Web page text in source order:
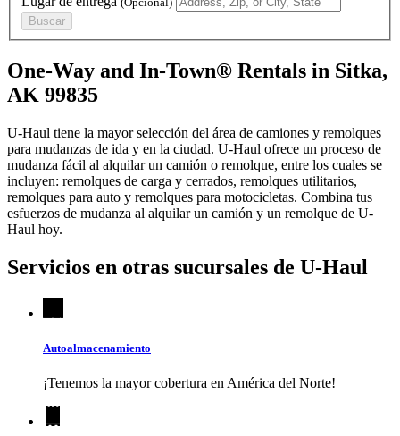
Buscar
One-Way and In-Town® Rentals in Sitka,
AK 99835
U-Haul tiene la mayor selección del área de camiones y remolques
para mudanzas de ida y en la ciudad. U-Haul ofrece un proceso de
mudanza fácil al alquilar un camión o remolque, entre los cuales se
incluyen: remolques de carga y cerrados, remolques utilitarios,
remolques para auto y remolques para motocicletas. Combina tus
esfuerzos de mudanza al alquilar un camión y un remolque de U-
Haul hoy.
Servicios en otras sucursales de U-Haul
Autoalmacenamiento
¡Tenemos la mayor cobertura en América del Norte!